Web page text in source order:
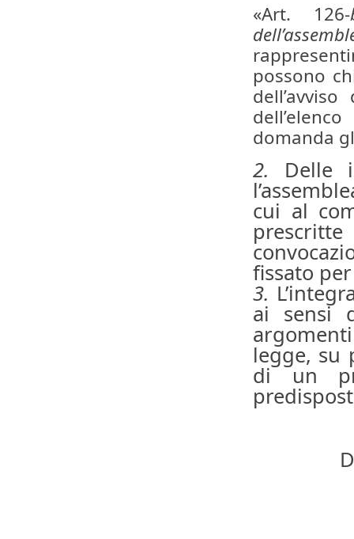
«Art. 126-
possono
domanda
2. Delle
cui al
fissato per
3.
ai sensi
legge, su
di un